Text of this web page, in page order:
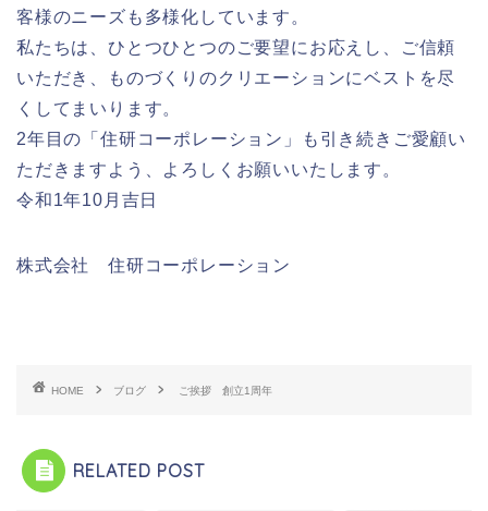
客様のニーズも多様化しています。
私たちは、ひとつひとつのご要望にお応えし、ご信頼
いただき、ものづくりのクリエーションにベストを尽
くしてまいります。
2年目の「住研コーポレーション」も引き続きご愛顧い
ただきますよう、よろしくお願いいたします。
令和1年10月吉日
株式会社 住研コーポレーション
HOME ブログ ご挨拶 創立1周年
RELATED POST